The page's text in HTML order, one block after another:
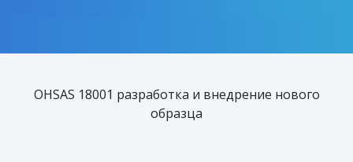
OHSAS 18001 разработка и внедрение нового
образца